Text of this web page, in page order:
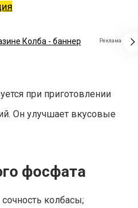
Реклама
при приготовлении
Он улучшает вкусовые
фосфата
колбасы;